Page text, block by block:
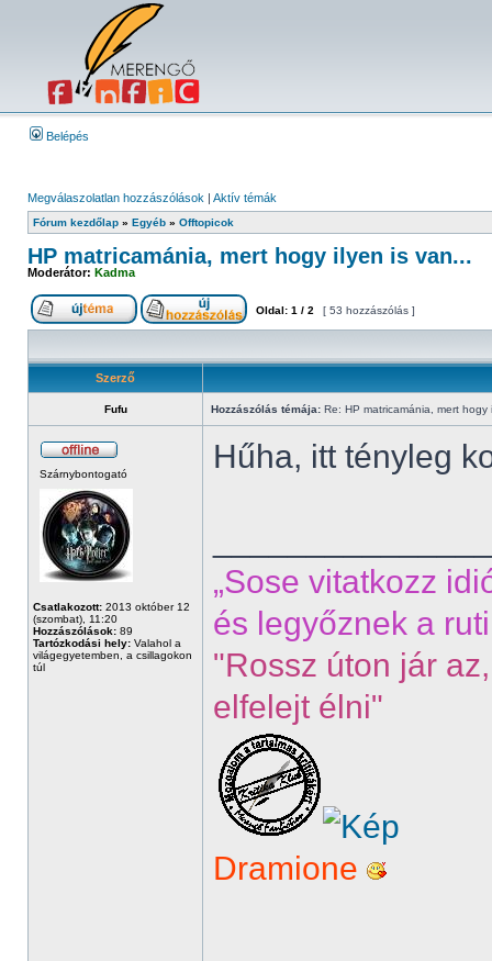
Belépés
Megválaszolatlan hozzászólások | Aktív témák
Fórum kezdőlap » Egyéb » Offtopicok
HP matricamánia, mert hogy ilyen is van...
Moderátor: Kadma
Oldal: 1 / 2 [ 53 hozzászólás ]
Szerző
Fufu Hozzászólás témája: Re: HP matricamánia, mert hogy
Szárnybontogató
Csatlakozott: 2013 október 12
(szombat), 11:20
Hozzászólások: 89
Tartózkodási hely: Valahol a
világegyetemben, a csillagokon
túl
Hűha, itt tényleg
„Sose vitatkozz
és legyőznek a
"Rossz úton jár
elfelejt élni"
Dramione